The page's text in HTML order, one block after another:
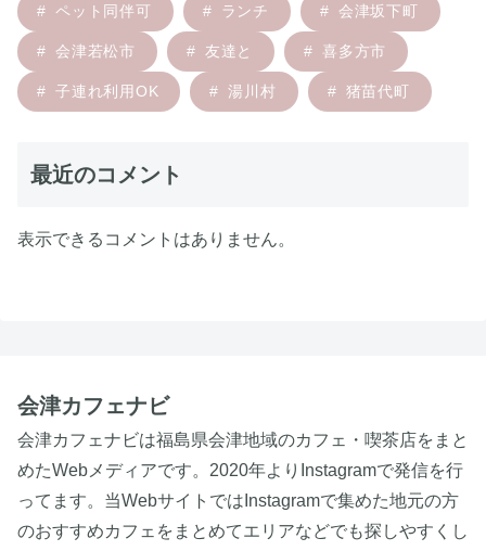
ペット同伴可 ランチ 会津坂下町
会津若松市 友達と 喜多方市
子連れ利用OK 湯川村 猪苗代町
最近のコメント
表示できるコメントはありません。
会津カフェナビ
会津カフェナビは福島県会津地域のカフェ・喫茶店をまと
めたWebメディアです。2020年よりInstagramで発信を行
ってます。当WebサイトではInstagramで集めた地元の方
のおすすめカフェをまとめてエリアなどでも探しやすくし